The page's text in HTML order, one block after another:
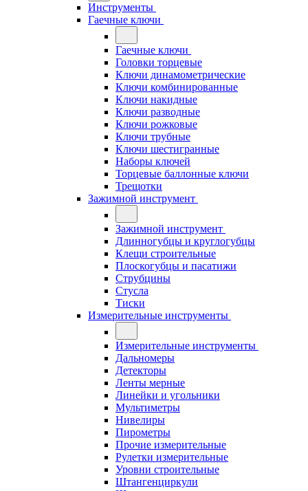
Инструменты
Гаечные ключи
Гаечные ключи
Головки торцевые
Ключи динамометрические
Ключи комбинированные
Ключи накидные
Ключи разводные
Ключи рожковые
Ключи трубные
Ключи шестигранные
Наборы ключей
Торцевые баллонные ключи
Трещотки
Зажимной инструмент
Зажимной инструмент
Длинногубцы и круглогубцы
Клещи строительные
Плоскогубцы и пасатижи
Струбцины
Стусла
Тиски
Измерительные инструменты
Измерительные инструменты
Дальномеры
Детекторы
Ленты мерные
Линейки и угольники
Мультиметры
Нивелиры
Пирометры
Прочие измерительные
Рулетки измерительные
Уровни строительные
Штангенциркули